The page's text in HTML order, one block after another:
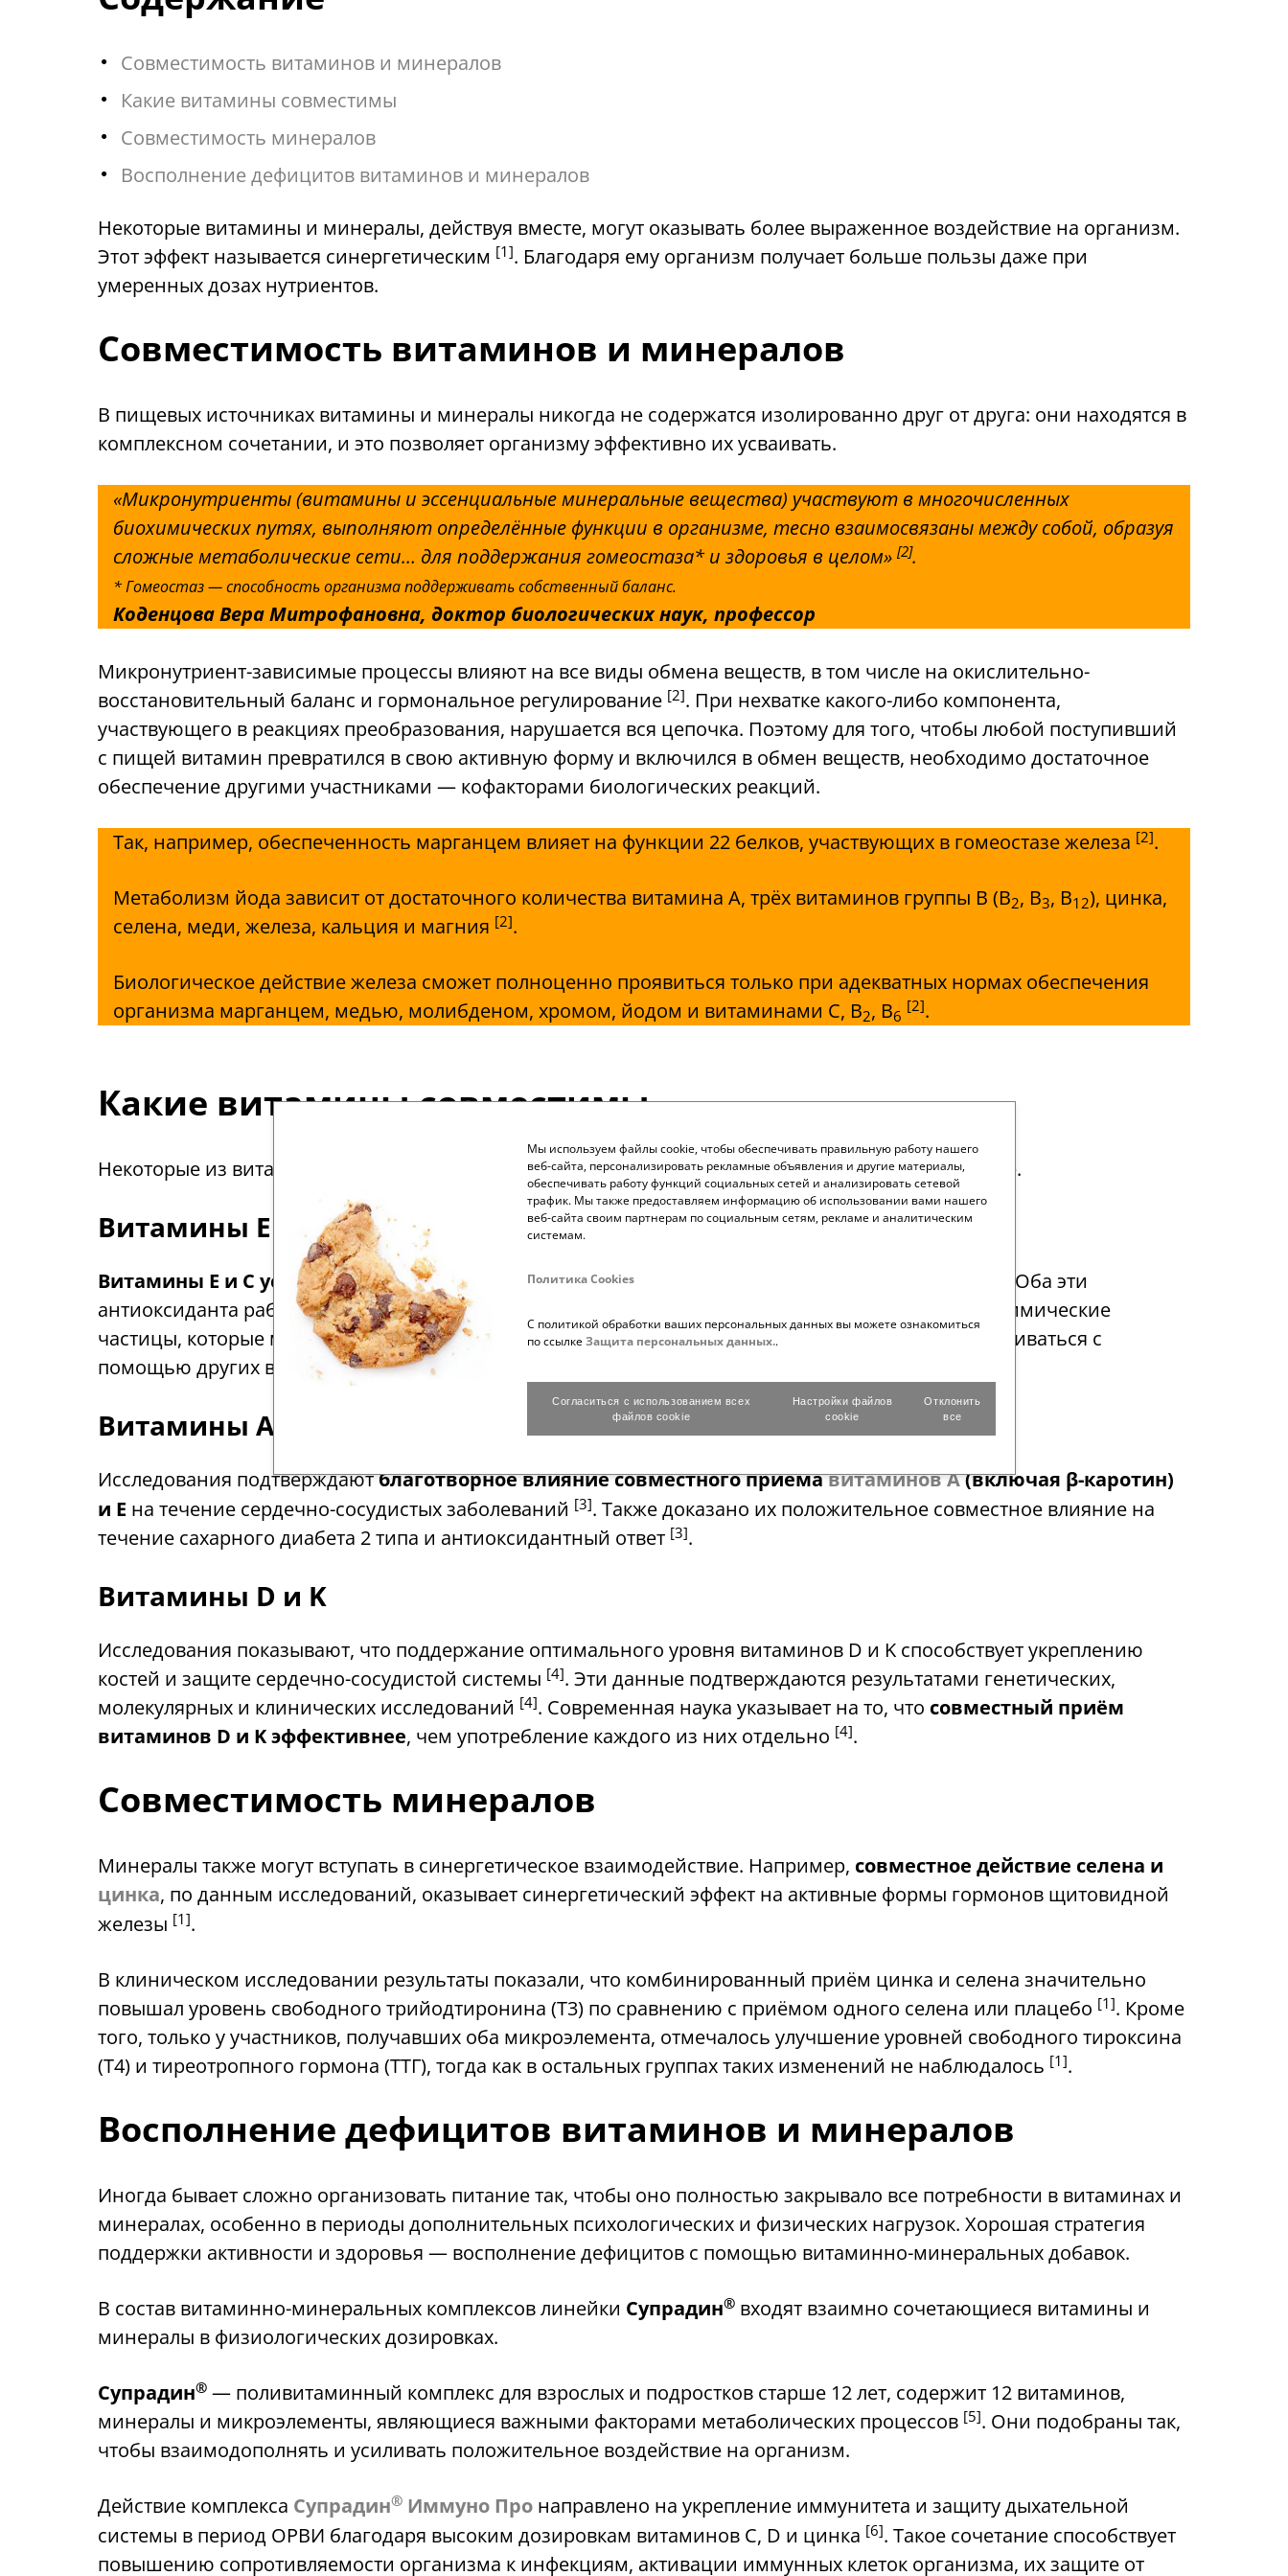
Совместимость витаминов и минералов
Какие витамины совместимы
Совместимость минералов
Восполнение дефицитов витаминов и минералов
Некоторые витамины и минералы, действуя вместе, могут оказывать более выраженное воздействие на организм.
Этот эффект называется синергетическим [1]. Благодаря ему организм получает больше пользы даже при
умеренных дозах нутриентов.
Совместимость витаминов и минералов
В пищевых источниках витамины и минералы никогда не содержатся изолированно друг от друга: они находятся в
комплексном сочетании, и это позволяет организму эффективно их усваивать.
«Микронутриенты (витамины и эссенциальные минеральные вещества) участвуют в многочисленных
биохимических путях, выполняют определённые функции в организме, тесно взаимосвязаны между собой, образуя
сложные метаболические сети… для поддержания гомеостаза* и здоровья в целом» [2].
* Гомеостаз — способность организма поддерживать собственный баланс.
Коденцова Вера Митрофановна, доктор биологических наук, профессор
Микронутриент-зависимые процессы влияют на все виды обмена веществ, в том числе на окислительно-
восстановительный баланс и гормональное регулирование [2]. При нехватке какого-либо компонента,
участвующего в реакциях преобразования, нарушается вся цепочка. Поэтому для того, чтобы любой поступивший
с пищей витамин превратился в свою активную форму и включился в обмен веществ, необходимо достаточное
обеспечение другими участниками — кофакторами биологических реакций.
Так, например, обеспеченность марганцем влияет на функции 22 белков, участвующих в гомеостазе железа [2].
Метаболизм йода зависит от достаточного количества витамина А, трёх витаминов группы В (В2, В3, В12), цинка,
селена, меди, железа, кальция и магния [2].
Биологическое действие железа сможет полноценно проявиться только при адекватных нормах обеспечения
организма марганцем, медью, молибденом, хромом, йодом и витаминами С, В2, В6
[2].
Какие витамины совместимы
Некоторые из витаминов демонстрируют особенно высокую совместимость и взаимное влияние.
Витамины Е и С
Витамины Е и С усиливают действие друг другаза счёт снижения окислительного стресса
. Оба эти
антиоксиданта работают как единая система, помогая нейтрализовать свободные радикалы — химические
частицы, которые могут повреждать здоровые клетки[3]. При этом они способны самовосстанавливаться с
помощью других веществ, участвующих в окислительно-восстановительных реакциях
Витамины А и Е
Исследования подтверждаютблаготворное влияние совместного приёмавитаминов А(включая β-каротин)
и Е на течение сердечно-сосудистых заболеваний [3]. Также доказано их положительное совместное влияние на
течение сахарного диабета 2 типа и антиоксидантный ответ [3].
Витамины D и K
Исследования показывают, что поддержание оптимального уровня витаминов D и K способствует укреплению
костей и защите сердечно-сосудистой системы [4]. Эти данные подтверждаются результатами генетических,
молекулярных и клинических исследований [4]. Современная наука указывает на то, что совместный приём
витаминов D и K эффективнее, чем употребление каждого из них отдельно [4].
Совместимость минералов
Минералы также могут вступать в синергетическое взаимодействие. Например, совместное действие селена и
цинка, по данным исследований, оказывает синергетический эффект на активные формы гормонов щитовидной
железы [1].
В клиническом исследовании результаты показали, что комбинированный приём цинка и селена значительно
повышал уровень свободного трийодтиронина (Т3) по сравнению с приёмом одного селена или плацебо [1]. Кроме
того, только у участников, получавших оба микроэлемента, отмечалось улучшение уровней свободного тироксина
(Т4) и тиреотропного гормона (ТТГ), тогда как в остальных группах таких изменений не наблюдалось [1].
Восполнение дефицитов витаминов и минералов
Иногда бывает сложно организовать питание так, чтобы оно полностью закрывало все потребности в витаминах и
минералах, особенно в периоды дополнительных психологических и физических нагрузок. Хорошая стратегия
поддержки активности и здоровья — восполнение дефицитов с помощью витаминно-минеральных добавок.
В состав витаминно-минеральных комплексов линейки Супрадин® входят взаимно сочетающиеся витамины и
минералы в физиологических дозировках.
Супрадин® — поливитаминный комплекс для взрослых и подростков старше 12 лет, содержит 12 витаминов,
минералы и микроэлементы, являющиеся важными факторами метаболических процессов [5]. Они подобраны так,
чтобы взаимодополнять и усиливать положительное воздействие на организм.
Действие комплекса Супрадин® Иммуно Про направлено на укрепление иммунитета и защиту дыхательной
системы в период ОРВИ благодаря высоким дозировкам витаминов C, D и цинка [6]. Такое сочетание способствует
повышению сопротивляемости организма к инфекциям, активации иммунных клеток организма, их защите от
Мы используем файлы cookie, чтобы обеспечивать правильную работу нашего
веб-сайта, персонализировать рекламные объявления и другие материалы,
обеспечивать работу функций социальных сетей и анализировать сетевой
трафик. Мы также предоставляем информацию об использовании вами нашего
веб-сайта своим партнерам по социальным сетям, рекламе и аналитическим
системам.
Политика Cookies
С политикой обработки ваших персональных данных вы можете ознакомиться
по ссылкеЗащита персональных данных..
Согласиться с использованием всех
файлов cookie
Настройки файлов
cookie
Отклонить
все